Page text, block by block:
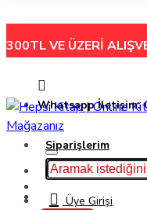
300TL VE ÜZERİ
Whatsapp İletişim:
Siparişlerim
Hakkımızda
İletişimÜye Girişi